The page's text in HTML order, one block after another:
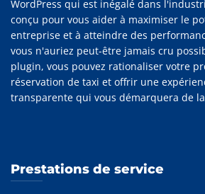
WordPress qui est inégalé dans
conçu pour vous aider à maximiser le
entreprise et à atteindre des
vous n'auriez peut-être jamais cru
plugin, vous pouvez rationaliser votre
réservation de taxi et offrir une
transparente qui vous démarquera de
Prestations de service